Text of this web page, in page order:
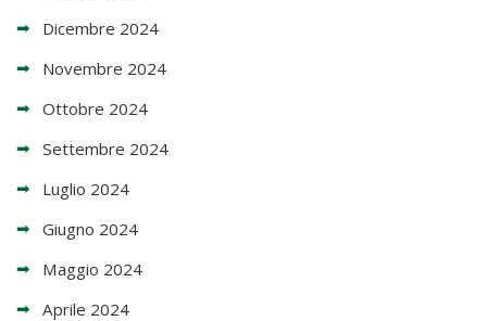
Dicembre 2024
Novembre 2024
Ottobre 2024
Settembre 2024
Luglio 2024
Giugno 2024
Maggio 2024
Aprile 2024